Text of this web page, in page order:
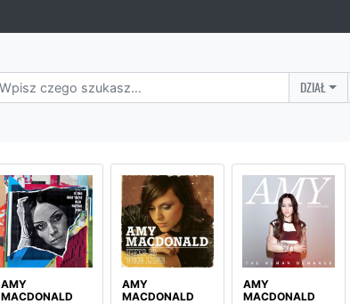
DZIAŁ
AMY
MACDONALD
AMY
MACDONALD
AMY
MACDONALD